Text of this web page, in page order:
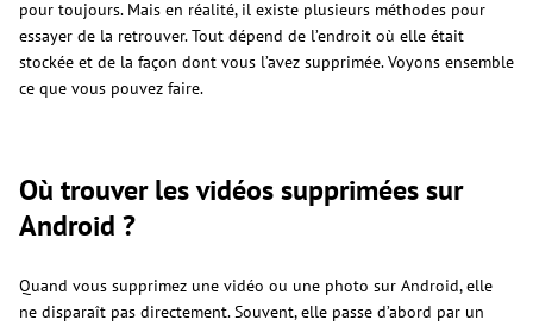
pour toujours. Mais en réalité, il existe plusieurs méthodes pour
essayer de la retrouver. Tout dépend de l’endroit où elle était
stockée et de la façon dont vous l’avez supprimée. Voyons ensemble
ce que vous pouvez faire.
Où trouver les vidéos supprimées sur
Android ?
Quand vous supprimez une vidéo ou une photo sur Android, elle
ne disparaît pas directement. Souvent, elle passe d’abord par un